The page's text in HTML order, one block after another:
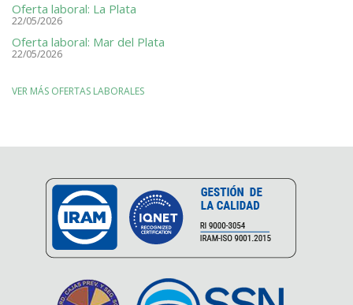
Oferta laboral: La Plata
22/05/2026
Oferta laboral: Mar del Plata
22/05/2026
VER MÁS OFERTAS LABORALES